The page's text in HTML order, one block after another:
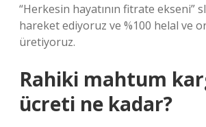
“Herkesin hayatının fitrate ekseni”
hareket ediyoruz ve %100 helal ve
üretiyoruz.
Rahiki mahtum
ücreti ne kadar?